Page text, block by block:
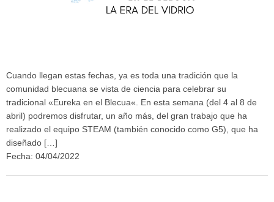
Cuando llegan estas fechas, ya es toda una tradición que la
comunidad blecuana se vista de ciencia para celebrar su
tradicional «Eureka en el Blecua«. En esta semana (del 4 al 8 de
abril) podremos disfrutar, un año más, del gran trabajo que ha
realizado el equipo STEAM (también conocido como G5), que ha
diseñado […]
Fecha: 04/04/2022